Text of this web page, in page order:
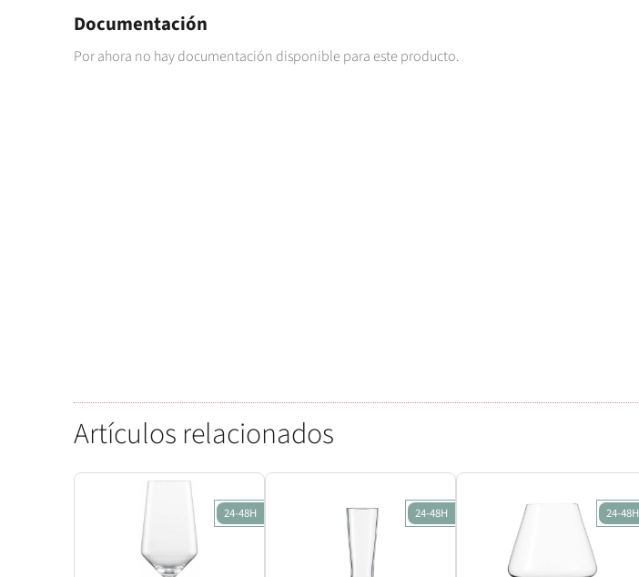
Documentación
Por ahora no hay documentación disponible para este producto.
Artículos relacionados
24-48H 24-48H 24-48H